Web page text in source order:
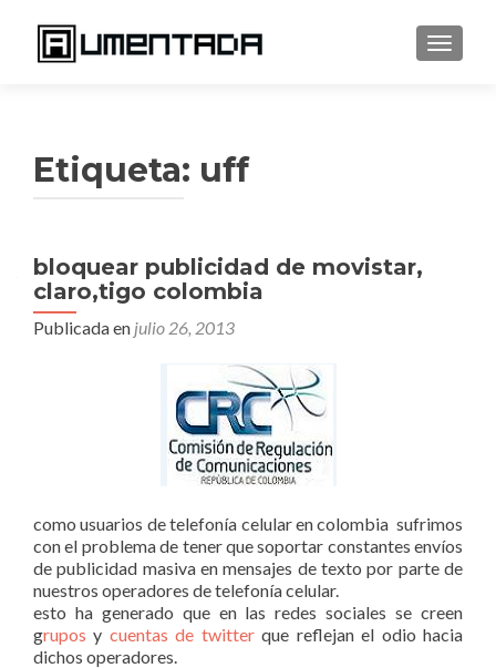
Etiqueta: uff
bloquear publicidad de movistar,
claro,tigo colombia
Publicada en julio 26, 2013
como usuarios de telefonía celular en colombia sufrimos
con el problema de tener que soportar constantes envíos
de publicidad masiva en mensajes de texto por parte de
nuestros operadores de telefonía celular.
esto ha generado que en las redes sociales se creen
grupos y cuentas de twitterque reflejan el odio hacia
dichos operadores.